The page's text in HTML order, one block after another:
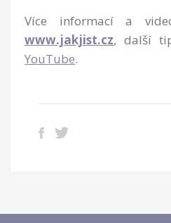
Více informací a
www.jakjist.cz, další
YouTube.